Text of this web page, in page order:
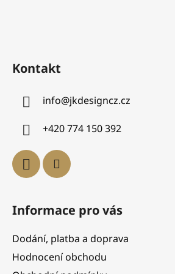
Kontakt
info@jkdesigncz.cz
+420 774 150 392
Informace pro vás
Dodání, platba a doprava
Hodnocení obchodu